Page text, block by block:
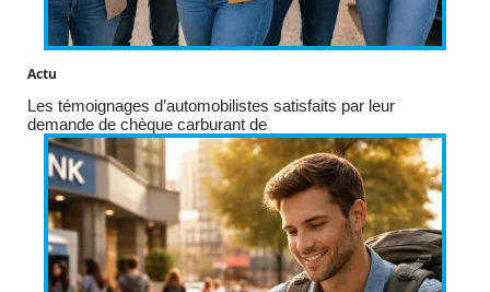
Actu
Les témoignages d’automobilistes satisfaits par leur
demande de chèque carburant de